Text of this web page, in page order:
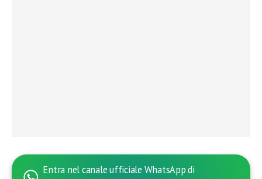
Entra nel canale ufficiale WhatsApp di